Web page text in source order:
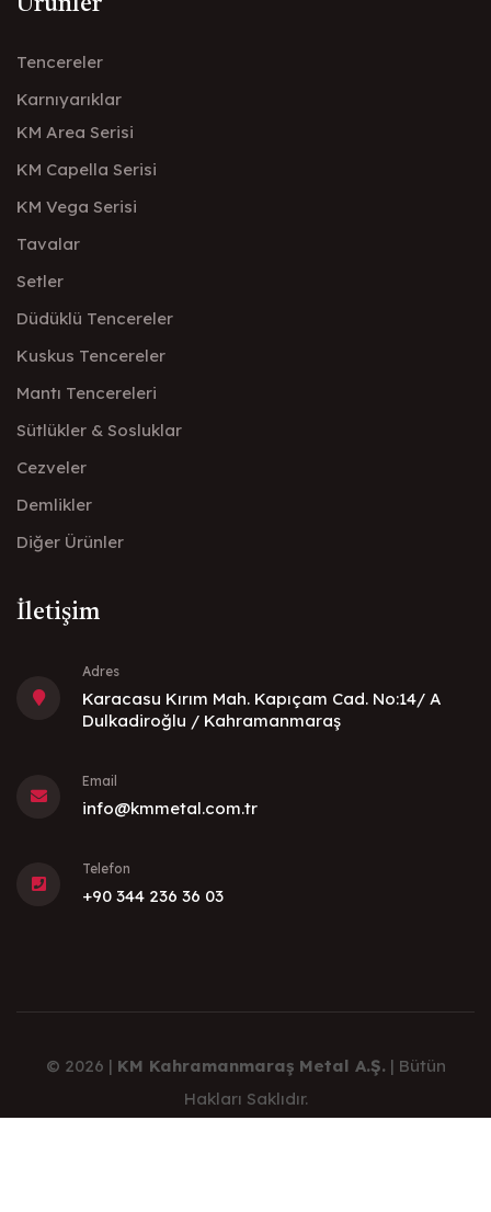
Tencereler
Karnıyarıklar
KM Area Serisi
KM Capella Serisi
KM Vega Serisi
Tavalar
Setler
Düdüklü Tencereler
Kuskus Tencereler
Mantı Tencereleri
Sütlükler & Sosluklar
Cezveler
Demlikler
Diğer Ürünler
İletişim
Adres
Karacasu Kırım Mah. Kapıçam Cad. No:14/ A
Dulkadiroğlu / Kahramanmaraş
Email
info@kmmetal.com.tr
Telefon
+90 344 236 36 03
© 2026 | KM Kahramanmaraş Metal A.Ş.| Bütün
Hakları Saklıdır.